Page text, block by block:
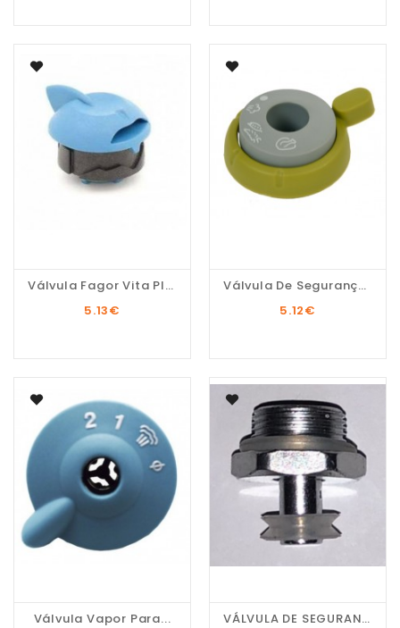
Válvula Fagor Vita Plus
5.13€
Válvula De Segurança...
5.12€
Válvula Vapor Para... VÁLVULA DE SEGURANÇA...